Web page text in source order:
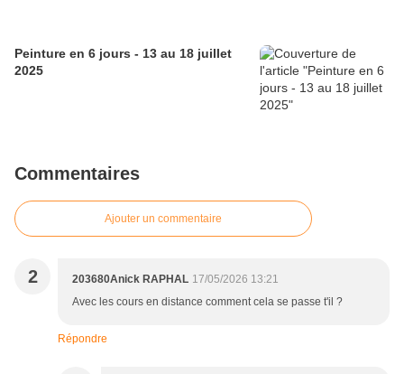
Peinture en 6 jours - 13 au 18 juillet
2025
Commentaires
Ajouter un commentaire
2 203680Anick RAPHAL 17/05/2026 13:21
Avec les cours en distance comment cela se passe t'il ?
Répondre